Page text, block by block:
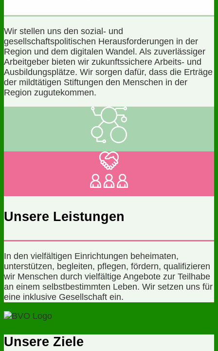
Wir stellen uns den sozial- und
gesellschaftspolitischen Herausforderungen in der
Region und dem digitalen Wandel. Als zuverlässiger
Arbeitgeber bieten wir zukunftssichere Arbeits- und
Ausbildungsplätze. Wir sorgen dafür, dass die Erträge
der mildtätigen Stiftungen den Menschen in der
Region zugutekommen.
Unsere Leistungen
In den vielfältigen Einrichtungen beheimaten,
unterstützen, begleiten, pflegen, fördern, qualifizieren
wir Menschen durch vielfältige Angebote zur Teilhabe
an einem selbstbestimmten Leben. Wir setzen uns für
eine inklusive Gesellschaft ein.
Unsere Ziele